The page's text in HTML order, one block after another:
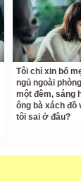
Tôi chỉ xin bố
ngủ ngoài
một đêm, sáng
ông bà xách đồ
tôi sai ở đâu?